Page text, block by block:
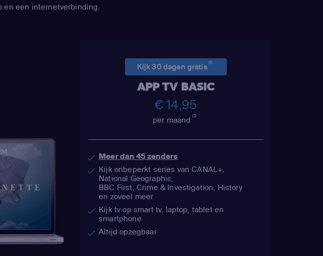
en een internetverbinding.
Kijk 30 dagen gratis(1)
APP TV BASIC
€ 14,95
per maand(2)
Meer dan 45 zenders
Kijk onbeperkt series van CANAL+,
National Geographic,
BBC First, Crime & Investigation, History
en zoveel meer
Kijk tv op smart tv, laptop, tablet en
smartphone
Altijd opzegbaar